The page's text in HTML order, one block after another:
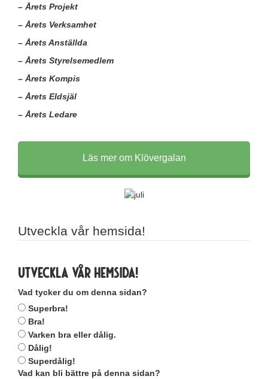
– Årets Projekt
– Årets Verksamhet
– Årets Anställda
– Årets Styrelsemedlem
– Årets Kompis
– Årets Eldsjäl
– Årets Ledare
Läs mer om Klövergalan
Utveckla vår hemsida!
Utveckla vår hemsida!
Vad tycker du om denna sidan?
Superbra!
Bra!
Varken bra eller dålig.
Dålig!
Superdålig!
Vad kan bli bättre på denna sidan?